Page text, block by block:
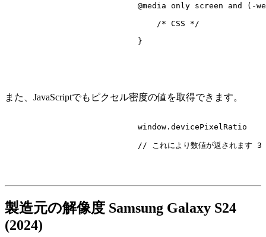
@media only screen and (-
/* CSS */
                            }
また、JavaScriptでもピクセル密度の値を取得できます。
                            window.
devicePixelRatio
// これにより数値が返されます 3
製造元の解像度 Samsung Galaxy S24
(2024)